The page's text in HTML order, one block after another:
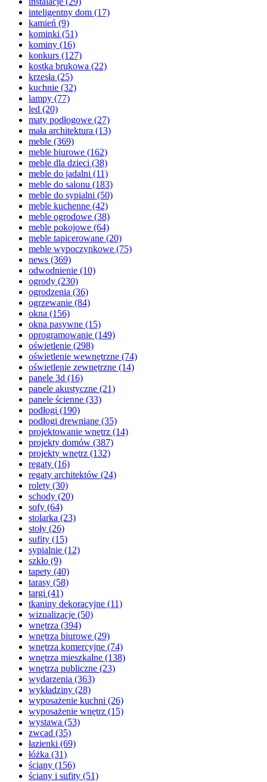
inteligentny dom (17)
kamień (9)
kominki (51)
kominy (16)
konkurs (127)
kostka brukowa (22)
krzesła (25)
kuchnie (32)
lampy (77)
led (20)
maty podłogowe (27)
mała architektura (13)
meble (369)
meble biurowe (162)
meble dla dzieci (38)
meble do jadalni (11)
meble do salonu (183)
meble do sypialni (50)
meble kuchenne (42)
meble ogrodowe (38)
meble pokojowe (64)
meble tapicerowane (20)
meble wypoczynkowe (75)
news (369)
odwodnienie (10)
ogrody (230)
ogrodzenia (36)
ogrzewanie (84)
okna (156)
okna pasywne (15)
oprogramowanie (149)
oświetlenie (298)
oświetlenie wewnętrzne (74)
oświetlenie zewnętrzne (14)
panele 3d (16)
panele akustyczne (21)
panele ścienne (33)
podłogi (190)
podłogi drewniane (35)
projektowanie wnętrz (14)
projekty domów (387)
projekty wnętrz (132)
regaty (16)
regaty architektów (24)
rolety (30)
schody (20)
sofy (64)
stolarka (23)
stoły (26)
sufity (15)
sypialnie (12)
szkło (9)
tapety (40)
tarasy (58)
targi (41)
tkaniny dekoracyjne (11)
wizualizacje (50)
wnętrza (394)
wnętrza biurowe (29)
wnętrza komercyjne (74)
wnętrza mieszkalne (138)
wnętrza publiczne (23)
wydarzenia (363)
wykładziny (28)
wyposażenie kuchni (26)
wyposażenie wnętrz (15)
wystawa (53)
zwcad (35)
łazienki (69)
łóżka (31)
ściany (156)
ściany i sufity (51)